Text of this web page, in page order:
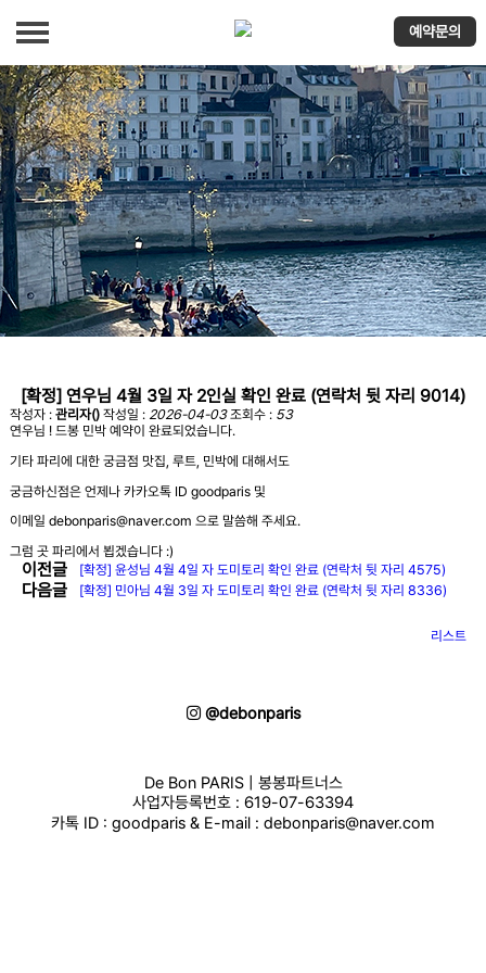
예약문의
편안한 객실
장점
파리 첫 도착!
역에서 숙소로
예약문의
[확정] 연우님 4월 3일 자 2인실 확인 완료 (연락처 뒷 자리 9014)
작성자 : 관리자() 작성일 : 2026-04-03 조회수 : 53
연우님 ! 드봉 민박 예약이 완료되었습니다.
기타 파리에 대한 궁금점 맛집, 루트, 민박에 대해서도
궁금하신점은 언제나 카카오톡 ID goodparis 및
이메일 debonparis@naver.com 으로 말씀해 주세요.
그럼 곳 파리에서 뵙겠습니다 :)
이전글 [확정] 윤성님 4월 4일 자 도미토리 확인 완료 (연락처 뒷 자리 4575)
다음글 [확정] 민아님 4월 3일 자 도미토리 확인 완료 (연락처 뒷 자리 8336)
리스트
@debonparis
De Bon PARIS | 봉봉파트너스
사업자등록번호 : 619-07-63394
카톡 ID : goodparis & E-mail : debonparis@naver.com